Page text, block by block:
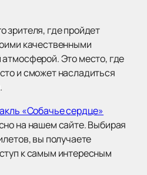
зрителя, где пройдет
качественными
Это место, где
и сможет насладиться
«Собачье сердце»
на нашем сайте. Выбирая
вы получаете
к самым интересным